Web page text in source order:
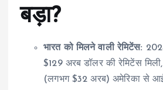
बड़ा?
भारत को मिलने वाली रेमिटेंस:
$129 अरब डॉलर की रेमिटेंस
(लगभग $32 अरब) अमेरिका से